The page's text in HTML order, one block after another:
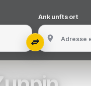
Zypern-
Ankunftsort